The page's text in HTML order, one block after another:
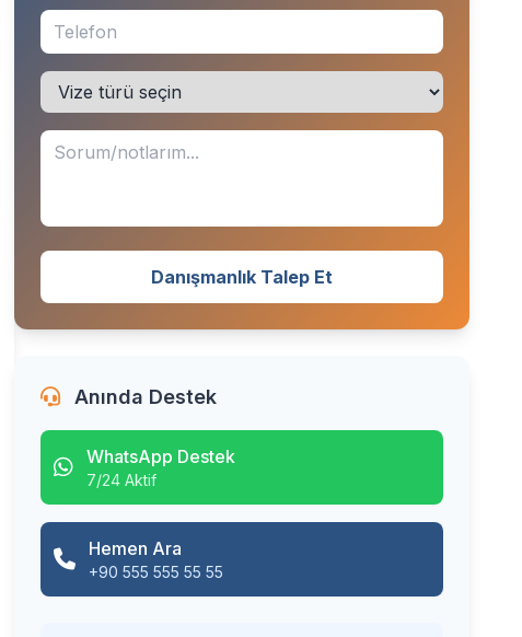
Telefon
Vize türü seçin
Sorunuz veya notlarınız
Danışmanlık Talep Et
Anında Destek
WhatsApp Destek
7/24 Aktif
Hemen Ara
+90 555 555 55 55